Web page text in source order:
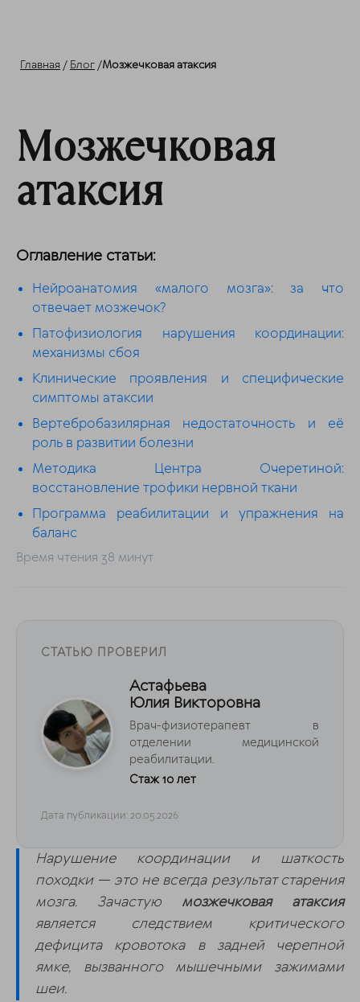
Главная / Блог /Мозжечковая атаксия
Мозжечковая
атаксия
Оглавление статьи:
Нейроанатомия «малого мозга»: за что
отвечает мозжечок?
Патофизиология нарушения координации:
механизмы сбоя
Клинические проявления и специфические
симптомы атаксии
Вертебробазилярная недостаточность и её
роль в развитии болезни
Методика Центра Очеретиной:
восстановление трофики нервной ткани
Программа реабилитации и упражнения на
баланс
Время чтения 38 минут
СТАТЬЮ ПРОВЕРИЛ
Астафьева
Юлия Викторовна
Врач-физиотерапевт в
отделении медицинской
реабилитации.
Стаж 10 лет
Дата публикации: 20.05.2026
Нарушение координации и шаткость
походки — это не всегда результат старения
мозга. Зачастую мозжечковая атаксия
является следствием критического
дефицита кровотока в задней черепной
ямке, вызванного мышечными зажимами
шеи.